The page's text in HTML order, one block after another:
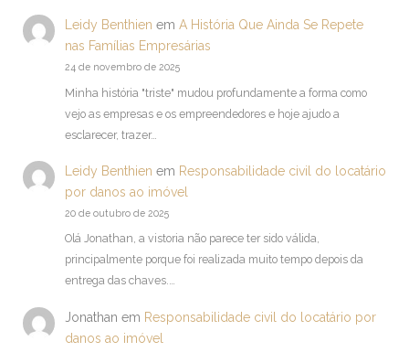
Leidy Benthien em A História Que Ainda Se Repete
nas Famílias Empresárias
24 de novembro de 2025
Minha história "triste" mudou profundamente a forma como
vejo as empresas e os empreendedores e hoje ajudo a
esclarecer, trazer…
Leidy Benthien em Responsabilidade civil do locatário
por danos ao imóvel
20 de outubro de 2025
Olá Jonathan, a vistoria não parece ter sido válida,
principalmente porque foi realizada muito tempo depois da
entrega das chaves.…
Jonathan em Responsabilidade civil do locatário por
danos ao imóvel